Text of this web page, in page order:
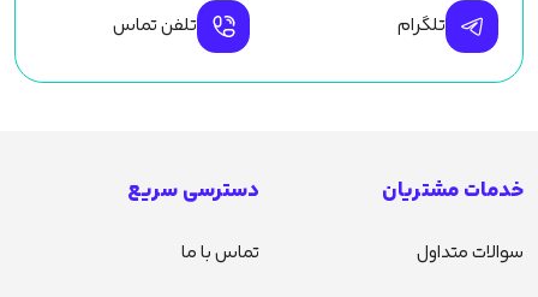
تلگرام تلفن تماس
خدمات مشتریان
سوالات متداول
دسترسی سریع
تماس با ما